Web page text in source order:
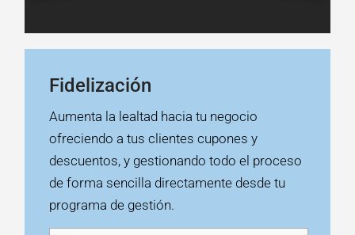
Fidelización
Aumenta la lealtad hacia tu negocio
ofreciendo a tus clientes cupones y
descuentos, y gestionando todo el proceso
de forma sencilla directamente desde tu
programa de gestión.